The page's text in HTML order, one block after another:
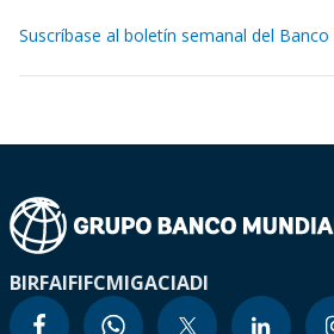
Suscríbase al boletín semanal del Banco
BIRFAIFIFCMIGACIADI